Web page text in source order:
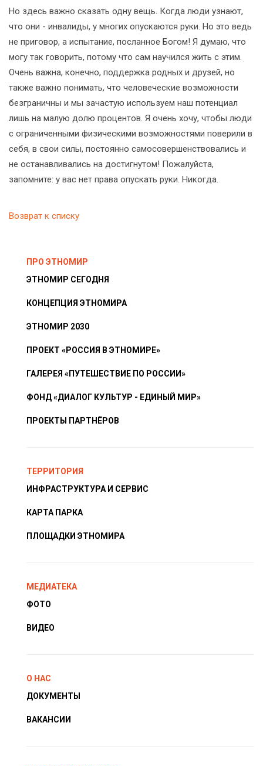
Но здесь важно сказать одну вещь. Когда люди узнают,
что они - инвалиды, у многих опускаются руки. Но это ведь
не приговор, а испытание, посланное Богом! Я думаю, что
могу так говорить, потому что сам научился жить с этим.
Очень важна, конечно, поддержка родных и друзей, но
также важно понимать, что человеческие возможности
безграничны и мы зачастую используем наш потенциал
лишь на малую долю процентов. Я очень хочу, чтобы люди
с ограниченными физическими возможностями поверили в
себя, в свои силы, постоянно самосовершенствовались и
не останавливались на достигнутом! Пожалуйста,
запомните: у вас нет права опускать руки. Никогда.
Возврат к списку
ПРО ЭТНОМИР
ЭТНОМИР СЕГОДНЯ
КОНЦЕПЦИЯ ЭТНОМИРА
ЭТНОМИР 2030
ПРОЕКТ «РОССИЯ В ЭТНОМИРЕ»
ГАЛЕРЕЯ «ПУТЕШЕСТВИЕ ПО РОССИИ»
ФОНД «ДИАЛОГ КУЛЬТУР - ЕДИНЫЙ МИР»
ПРОЕКТЫ ПАРТНЁРОВ
ТЕРРИТОРИЯ
ИНФРАСТРУКТУРА И СЕРВИС
КАРТА ПАРКА
ПЛОЩАДКИ ЭТНОМИРА
МЕДИАТЕКА
ФОТО
ВИДЕО
О НАС
ДОКУМЕНТЫ
ВАКАНСИИ